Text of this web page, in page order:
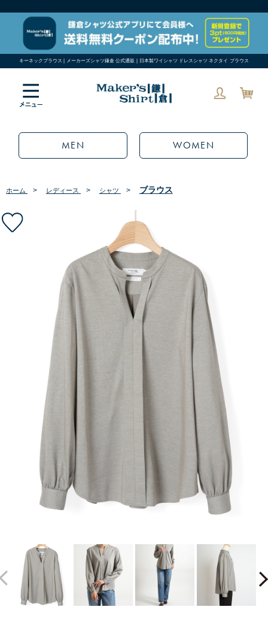
キーネックブラウス | メーカーズシャツ鎌倉 公式通販 | 日本製ワイシャツ ドレスシャツ ネクタイ ブラウス
MEN WOMEN
ホーム > レディース > シャツ > ブラウス